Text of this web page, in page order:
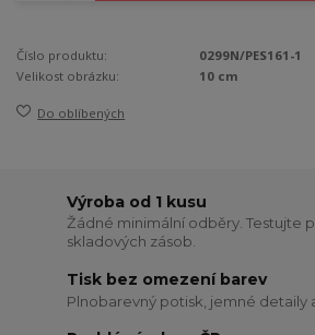
Číslo produktu:
0299N/PES161-1
Velikost obrázku:
10 cm
Do oblíbených
Výroba od 1 kusu
Žádné minimální odběry. Testujte
skladových zásob.
Tisk bez omezení barev
Plnobarevný potisk, jemné detaily